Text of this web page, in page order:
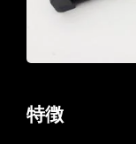
特徴